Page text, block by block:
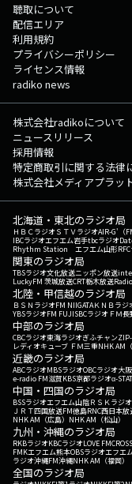
聴取について
配信エリア
利用規約
プライバシーポリシー
ライセンス情報
radiko news
株式会社radikoについて
ニュースリリース
採用情報
特定商取引に関する法律
株式会社メディアプラッ
北海道・東北のラジオ局
ＨＢＣラジオＳＴＶラジオAIR-G'（
IBCラジオエフエム岩手tbcラジオ
Rhythm Station エフエム山形
関東のラジオ局
TBSラジオ文化放送ニッポン放送
LuckyFM 茨城放送CRT栃木放送
北陸・甲信越のラジオ局
ＢＳＮラジオFM NIIGATAＫＮＢラジ
YBSラジオFM FUJISBCラジオ ＦＭ長
中部のラジオ局
CBCラジオ東海ラジオぎふチャン
レディオキューブ ＦＭ三重NHK AM
近畿のラジオ局
ABCラジオMBSラジオOBCラジオ大阪
e-radio FM滋賀KBS京都ラジオα-
中国・四国のラジオ局
BSSラジオエフエム山陰ＲＳＫラジオ
ＪＲＴ四国放送FM徳島RNC西日本放
NHK AM（広島） NHK AM（松山）
九州・沖縄のラジオ局
RKBラジオKBCラジオLOVE FM
FMKエフエム熊本OBSラジオエフエ
ラジオ沖縄FM沖縄NHK AM（福岡）
全国のラジオ局